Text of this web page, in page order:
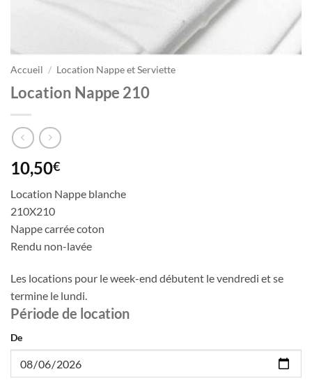
Accueil / Location Nappe et Serviette
Location Nappe 210
10,50€
Location Nappe blanche
210X210
Nappe carrée coton
Rendu non-lavée
Les locations pour le week-end débutent le vendredi et se
termine le lundi.
Période de location
De